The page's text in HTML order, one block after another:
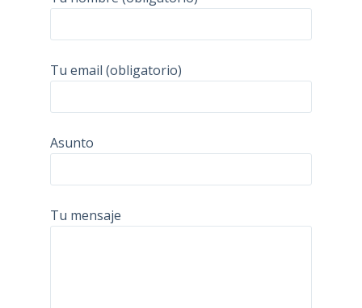
Tu email (obligatorio)
Asunto
Tu mensaje